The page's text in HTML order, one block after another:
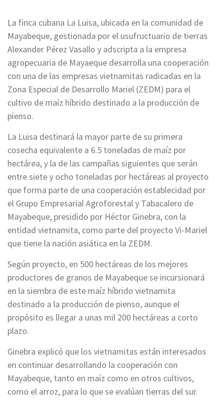
La finca cubana La Luisa, ubicada en la comunidad de
Mayabeque, gestionada por el usufructuario de tierras
Alexander Pérez Vasallo y adscripta a la empresa
agropecuaria de Mayaeque desarrolla una cooperación
con una de las empresas vietnamitas radicadas en la
Zona Especial de Desarrollo Mariel (ZEDM) para el
cultivo de maíz híbrido destinado a la producción de
pienso.
La Luisa destinará la mayor parte de su primera
cosecha equivalente a 6.5 toneladas de maíz por
hectárea, y la de las campañas siguientes que serán
entre siete y ocho toneladas por hectáreas al proyecto
que forma parte de una cooperación establecidad por
el Grupo Empresarial Agroforestal y Tabacalero de
Mayabeque, presidido por Héctor Ginebra, con la
entidad vietnamita, como parte del proyecto Vi-Mariel
que tiene la nación asiática en la ZEDM.
Según proyecto, en 500 hectáreas de los mejores
productores de granos de Mayabeque se incursionará
en la siembra de este maíz híbrido vietnamita
destinado a la producción de pienso, aunque el
propósito es llegar a unas mil 200 hectáreas a corto
plazo.
Ginebra explicó que los vietnamitas están interesados
en continuar desarrollando la cooperación con
Mayabeque, tanto en maíz como en otros cultivos,
como el arroz, para lo que se evalúan tierras del sur.